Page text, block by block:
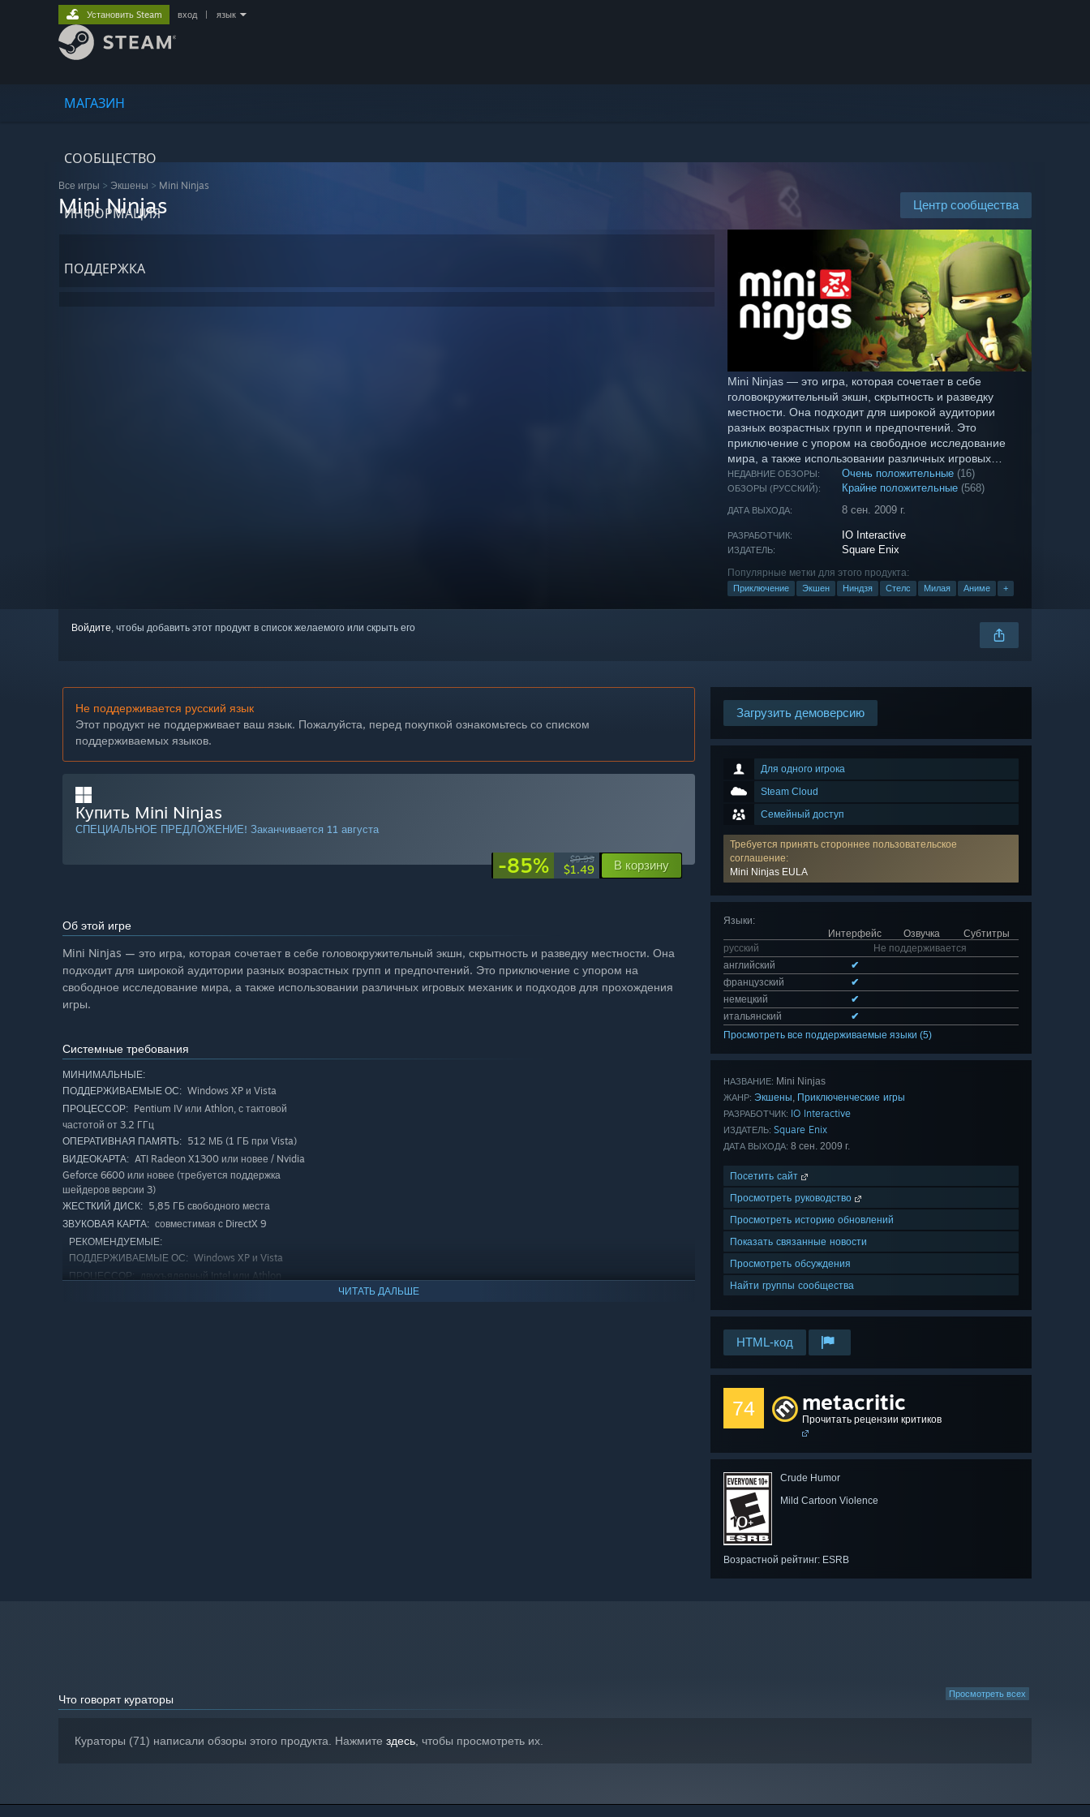
МАГАЗИН
СООБЩЕСТВО
ИНФОРМАЦИЯ
ПОДДЕРЖКА
Установить Steam вход язык
Все игры > Экшены > Mini Ninjas
Центр сообщества
Mini Ninjas
Mini Ninjas — это игра, которая сочетает в себе
головокружительный экшн, скрытность и разведку
местности. Она подходит для широкой аудитории
разных возрастных групп и предпочтений. Это
приключение с упором на свободное исследование
мира, а также использовании различных игровых
механик и подходов для прохождения игры.
НЕДАВНИЕ ОБЗОРЫ: Очень положительные (16)
ОБЗОРЫ (РУССКИЙ): Крайне положительные (568)
ДАТА ВЫХОДА: 8 сен. 2009 г.
РАЗРАБОТЧИК: IO Interactive
ИЗДАТЕЛЬ: Square Enix
Популярные метки для этого продукта:
Приключение Экшен Ниндзя Стелс Милая Аниме +
Войдите, чтобы добавить этот продукт в список желаемого или скрыть его
Загрузить демоверсию
Для одного игрока
Steam Cloud
Семейный доступ
Требуется принять стороннее пользовательское
соглашение:
Mini Ninjas EULA
Языки:
Интерфейс
Озвучка
Субтитры
русский
Не поддерживается
английский
✔
французский
✔
немецкий
✔
итальянский
✔
Просмотреть все поддерживаемые языки (5)
НАЗВАНИЕ: Mini Ninjas
ЖАНР: Экшены, Приключенческие игры
РАЗРАБОТЧИК: IO Interactive
ИЗДАТЕЛЬ: Square Enix
ДАТА ВЫХОДА: 8 сен. 2009 г.
Посетить сайт
Просмотреть руководство
Просмотреть историю обновлений
Показать связанные новости
Просмотреть обсуждения
Найти группы сообщества
HTML-код
74 metacritic
Прочитать рецензии критиков
Crude Humor
Mild Cartoon Violence
Возрастной рейтинг: ESRB
Не поддерживается русский язык
Этот продукт не поддерживает ваш язык. Пожалуйста, перед покупкой ознакомьтесь со списком
поддерживаемых языков.
Купить Mini Ninjas
СПЕЦИАЛЬНОЕ ПРЕДЛОЖЕНИЕ! Заканчивается 11 августа
-85% $9.99
$1.49 В корзину
Об этой игре
Mini Ninjas — это игра, которая сочетает в себе головокружительный экшн, скрытность и разведку местности. Она
подходит для широкой аудитории разных возрастных групп и предпочтений. Это приключение с упором на
свободное исследование мира, а также использовании различных игровых механик и подходов для прохождения
игры.
Системные требования
МИНИМАЛЬНЫЕ:
ПОДДЕРЖИВАЕМЫЕ ОС: Windows XP и Vista
ПРОЦЕССОР: Pentium IV или Athlon, с тактовой
частотой от 3.2 ГГц
ОПЕРАТИВНАЯ ПАМЯТЬ: 512 МБ (1 ГБ при Vista)
ВИДЕОКАРТА: ATI Radeon X1300 или новее / Nvidia
Geforce 6600 или новее (требуется поддержка
шейдеров версии 3)
ЖЕСТКИЙ ДИСК: 5,85 ГБ свободного места
ЗВУКОВАЯ КАРТА: совместимая с DirectX 9
РЕКОМЕНДУЕМЫЕ:
ПОДДЕРЖИВАЕМЫЕ ОС: Windows XP и Vista
ПРОЦЕССОР: двухъядерный Intel или Athlon
ЧИТАТЬ ДАЛЬШЕ
Просмотреть всех
Что говорят кураторы
Кураторы (71) написали обзоры этого продукта. Нажмите здесь, чтобы просмотреть их.